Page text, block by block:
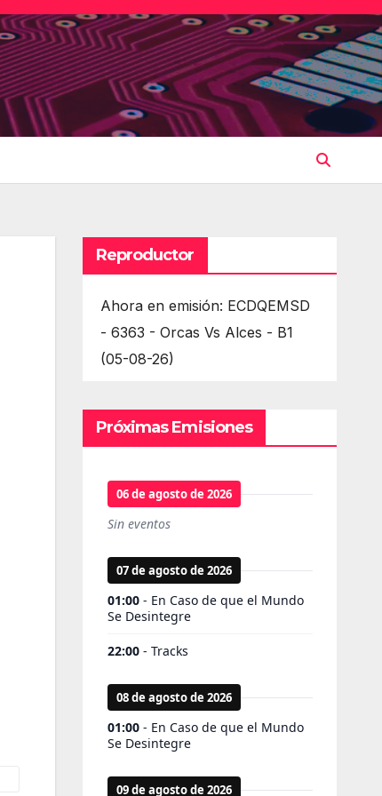
Reproductor
Ahora en emisión: ECDQEMSD
- 6363 - Orcas Vs Alces - B1
(05-08-26)
Próximas Emisiones